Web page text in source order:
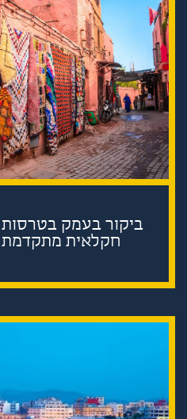
ביקור בעמק
חקלאית מתקדמת